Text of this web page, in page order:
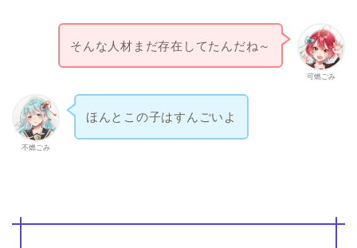
可燃ごみ
そんな人材まだ存在してたんだね～
不燃ごみ
ほんとこの子はすんごいよ